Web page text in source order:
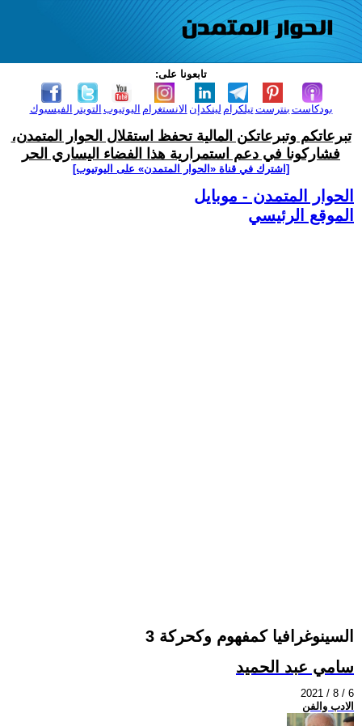
تابعونا على:
الفيسبوك التويتر اليوتيوب الانستغرام لينكدإن تيلكرامبنترست بودكاست
تبرعاتكم وتبرعاتكن المالية تحفظ استقلال الحوار المتمدن،
فشاركونا في دعم استمرارية هذا الفضاء اليساري الحر
[اشترك في قناة ‫«الحوار المتمدن» على اليوتيوب]
الحوار المتمدن - موبايل
الموقع الرئيسي
السينوغرافيا كمفهوم وكحركة 3
سامي عبد الحميد
2021 / 8 / 6
الادب والفن